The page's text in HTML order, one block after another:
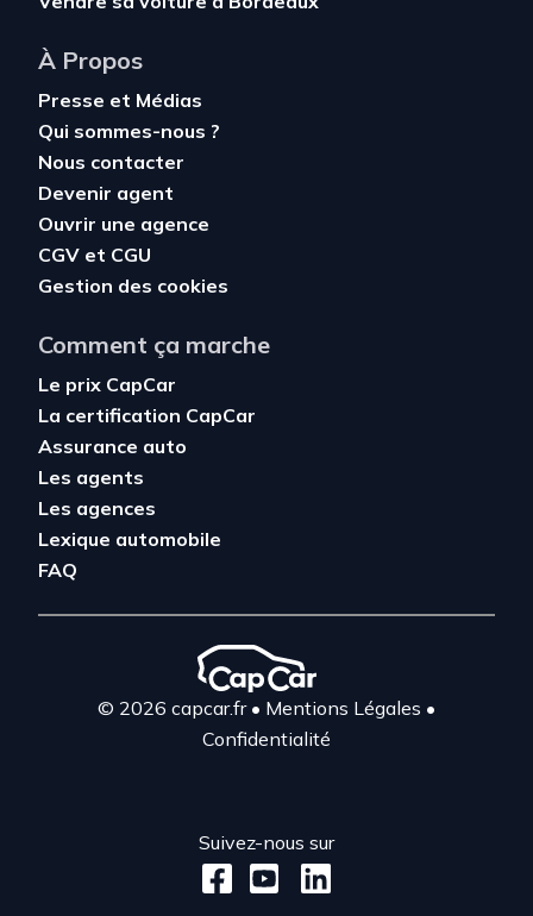
À Propos
Presse et Médias
Qui sommes-nous ?
Nous contacter
Devenir agent
Ouvrir une agence
CGV et CGU
Gestion des cookies
Comment ça marche
Le prix CapCar
La certification CapCar
Assurance auto
Les agents
Les agences
Lexique automobile
FAQ
© 2026 capcar.fr• Mentions Légales •
Confidentialité
Suivez-nous sur